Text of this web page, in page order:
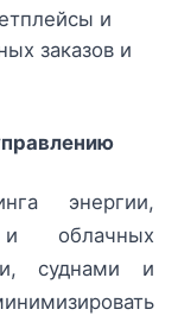
и
заказов и
энергии,
и облачных
суднами и